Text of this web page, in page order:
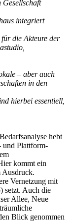
Gesellschaft
integriert
die Akteure der
– aber auch
in den
hierbei essentiell,
hebt
und Plattform-
kommt ein
Ausdruck.
Vernetzung mit
setzt. Auch die
Allee, Neue
Blick genommen